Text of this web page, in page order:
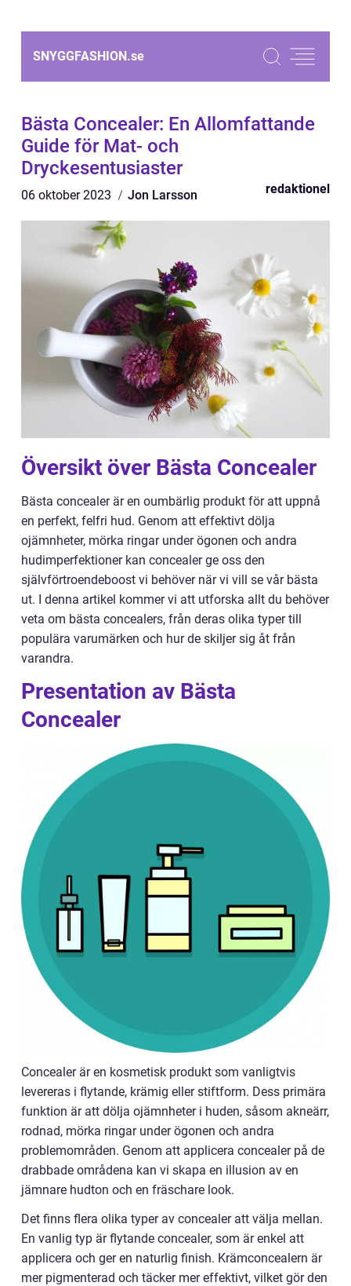
SNYGGFASHION.se
Bästa Concealer: En Allomfattande
Guide för Mat- och
Dryckesentusiaster
06 oktober 2023 Jon Larsson redaktionel
Översikt över Bästa Concealer
Bästa concealer är en oumbärlig produkt för att uppnå
en perfekt, felfri hud. Genom att effektivt dölja
ojämnheter, mörka ringar under ögonen och andra
hudimperfektioner kan concealer ge oss den
självförtroendeboost vi behöver när vi vill se vår bästa
ut. I denna artikel kommer vi att utforska allt du behöver
veta om bästa concealers, från deras olika typer till
populära varumärken och hur de skiljer sig åt från
varandra.
Presentation av Bästa
Concealer
Concealer är en kosmetisk produkt som vanligtvis
levereras i flytande, krämig eller stiftform. Dess primära
funktion är att dölja ojämnheter i huden, såsom akneärr,
rodnad, mörka ringar under ögonen och andra
problemområden. Genom att applicera concealer på de
drabbade områdena kan vi skapa en illusion av en
jämnare hudton och en fräschare look.
Det finns flera olika typer av concealer att välja mellan.
En vanlig typ är flytande concealer, som är enkel att
applicera och ger en naturlig finish. Krämconcealern är
mer pigmenterad och täcker mer effektivt, vilket gör den